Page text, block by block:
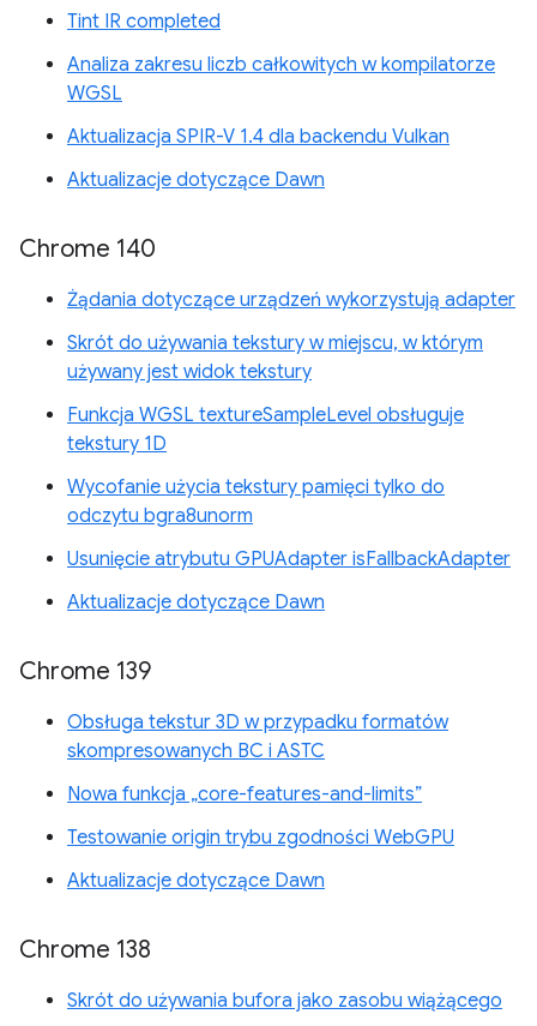
Tint IR completed
Analiza zakresu liczb całkowitych w kompilatorze
WGSL
Aktualizacja SPIR-V 1.4 dla backendu Vulkan
Aktualizacje dotyczące Dawn
Chrome 140
Żądania dotyczące urządzeń wykorzystują adapter
Skrót do używania tekstury w miejscu, w którym
używany jest widok tekstury
Funkcja WGSL textureSampleLevel obsługuje
tekstury 1D
Wycofanie użycia tekstury pamięci tylko do
odczytu bgra8unorm
Usunięcie atrybutu GPUAdapter isFallbackAdapter
Aktualizacje dotyczące Dawn
Chrome 139
Obsługa tekstur 3D w przypadku formatów
skompresowanych BC i ASTC
Nowa funkcja „core-features-and-limits”
Testowanie origin trybu zgodności WebGPU
Aktualizacje dotyczące Dawn
Chrome 138
Skrót do używania bufora jako zasobu wiążącego